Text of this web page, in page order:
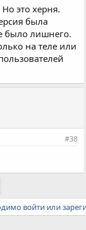
это херня.
была
было лишнего.
на теле или
#38
войти или